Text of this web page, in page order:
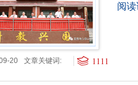
阅
20 文章关键词: 1111